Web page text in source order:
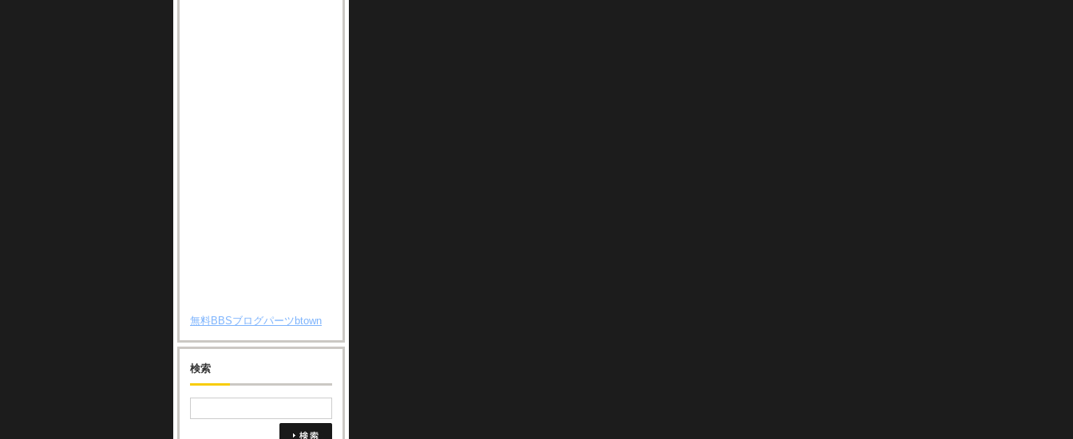
無料BBSブログパーツbtown
検索